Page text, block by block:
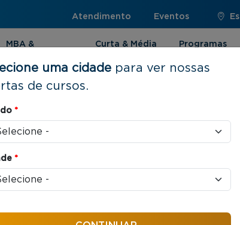
Atendimento Eventos
MBA &
Curta & Média
Programas
que organizam as relações entre
uma cidade para ver nossas
de cursos.
*
*